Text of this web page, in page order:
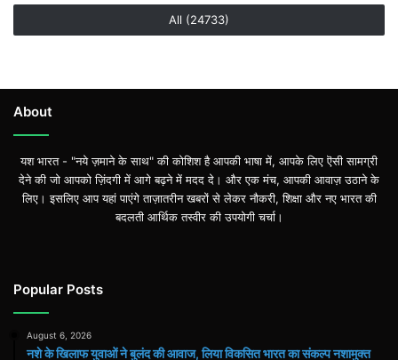
All (24733)
About
यश भारत - "नये ज़माने के साथ" की कोशिश है आपकी भाषा में, आपके लिए ऎसी सामग्री
देने की जो आपको ज़िंदगी में आगे बढ़ने में मदद दे। और एक मंच, आपकी आवाज़ उठाने के
लिए। इसलिए आप यहां पाएंगे ताज़ातरीन खबरों से लेकर नौकरी, शिक्षा और नए भारत की
बदलती आर्थिक तस्वीर की उपयोगी चर्चा।
Popular Posts
August 6, 2026
नशे के खिलाफ युवाओं ने बुलंद की आवाज, लिया विकसित भारत का संकल्प नशामुक्त